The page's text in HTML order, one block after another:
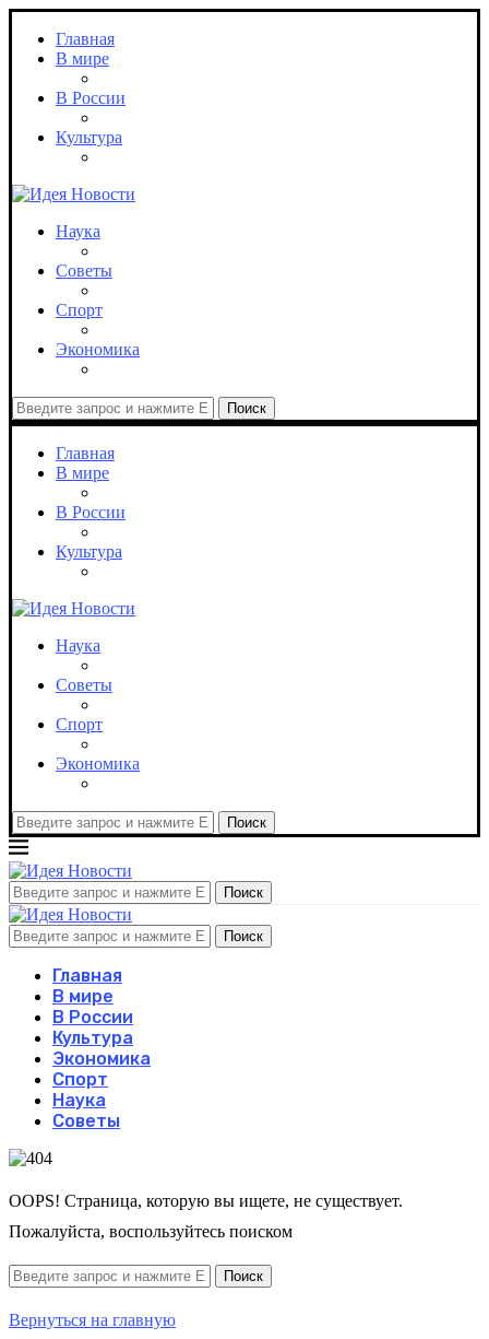
Главная
В мире
В России
Культура
Наука
Советы
Спорт
Экономика
Поиск
Главная
В мире
В России
Культура
Наука
Советы
Спорт
Экономика
Поиск
Поиск
Поиск
Главная
В мире
В России
Культура
Экономика
Спорт
Наука
Советы
OOPS! Страница, которую вы ищете, не существует.
Пожалуйста, воспользуйтесь поиском
Вернуться на главную